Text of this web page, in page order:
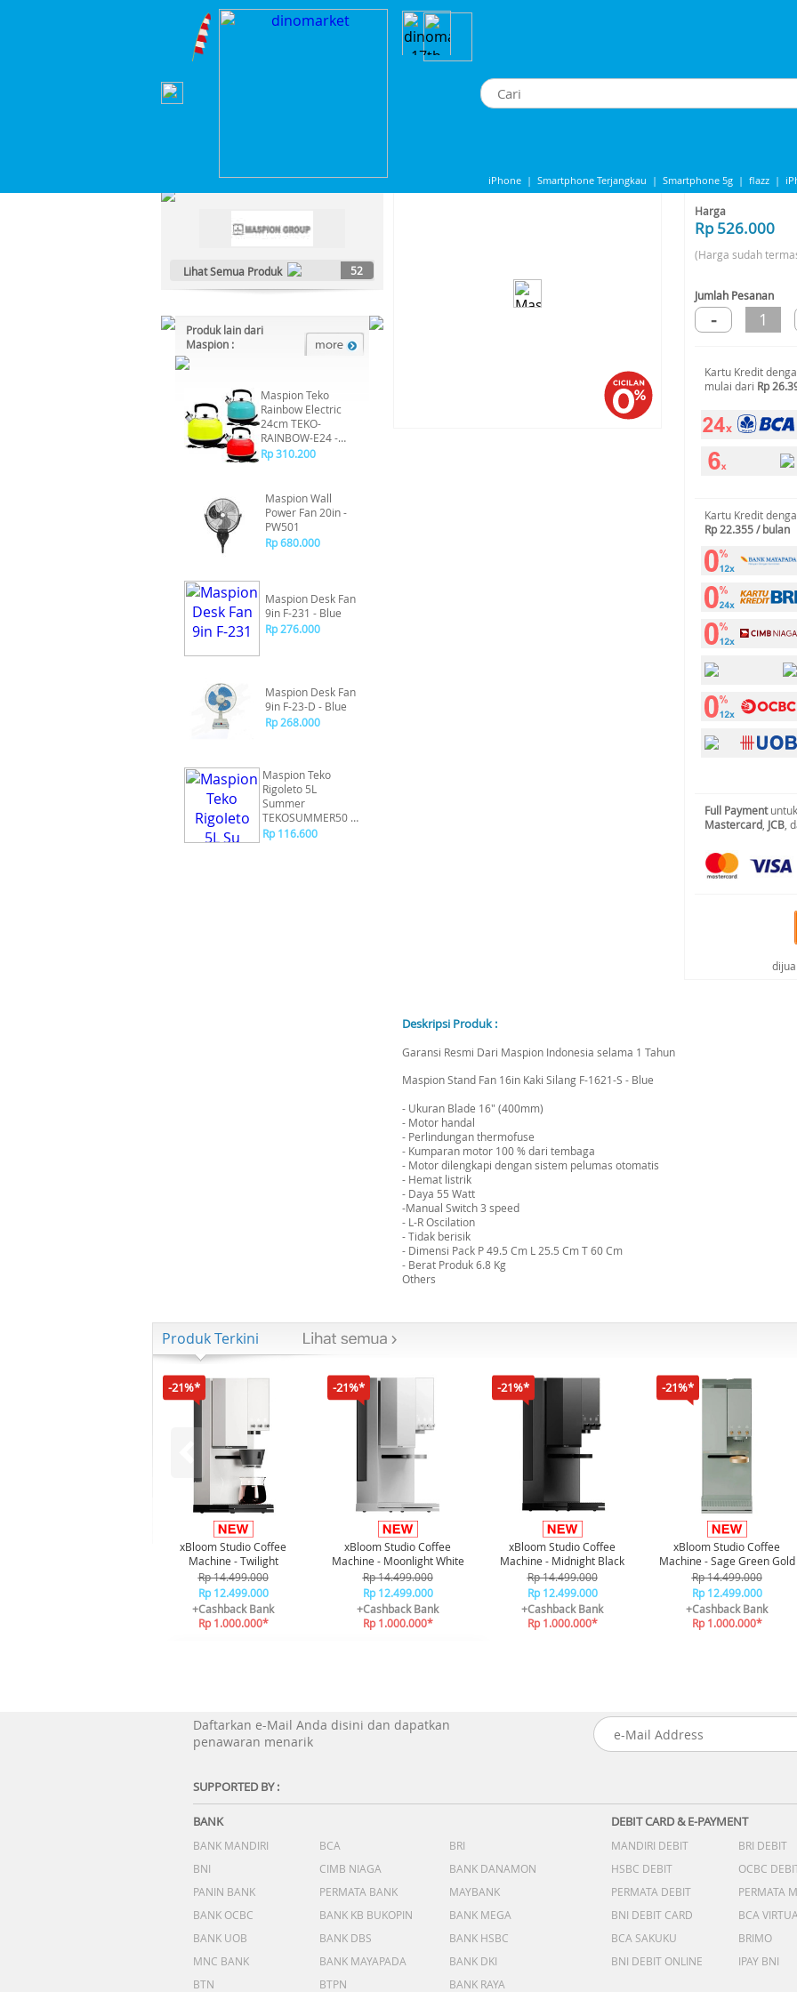
iPhone | Smartphone Terjangkau | Smartphone 5g | flazz |
Home Maspion Stand Fan 16in Kaki Silang F-1621-S - Blue
Lihat Semua Produk 52
Produk lain dari
Maspion :
Maspion Teko
Rainbow Electric
24cm TEKO-
RAINBOW-E24 -
TEKORAINBOWE24
Rp 310.200
Maspion Wall
Power Fan 20in -
PW501
Rp 680.000
Maspion Desk Fan
9in F-231 - Blue
Rp 276.000
Maspion Desk Fan
9in F-23-D - Blue
Rp 268.000
Maspion Teko
Rigoleto 5L
Summer
TEKOSUMMER50 -
Purple
Rp 116.600
Share to
Harga
Rp 526.000
(Harga sudah
Jumlah Pesanan
- 1
Kartu Kredit
mulai dari Rp
Kartu Kredit
Rp 22.355 / bulan
Full Payment
Mastercard JCB ,
Deskripsi Produk :
Garansi Resmi Dari Maspion Indonesia selama 1 Tahun
Maspion Stand Fan 16in Kaki Silang F-1621-S - Blue
- Ukuran Blade 16" (400mm)
- Motor handal
- Perlindungan thermofuse
- Kumparan motor 100 % dari tembaga
- Motor dilengkapi dengan sistem pelumas otomatis
- Hemat listrik
- Daya 55 Watt
-Manual Switch 3 speed
- L-R Oscilation
- Tidak berisik
- Dimensi Pack P 49.5 Cm L 25.5 Cm T 60 Cm
- Berat Produk 6.8 Kg
Others
Produk Terkini
-21%*
xBloom Studio Coffee
Machine - Twilight
Rp 14.499.000
Rp 12.499.000
+Cashback Bank
Rp 1.000.000*
-21%*
xBloom Studio Coffee
Machine - Moonlight White
Rp 14.499.000
Rp 12.499.000
+Cashback Bank
Rp 1.000.000*
-21%*
xBloom Studio Coffee
Machine - Midnight Black
Rp 14.499.000
Rp 12.499.000
+Cashback Bank
Rp 1.000.000*
-21%*
xBloom Studio Coffee
Machine - Sage Green Gold
Rp 14.499.000
Rp 12.499.000
+Cashback Bank
Rp 1.000.000*
Daftarkan e-Mail Anda disini dan dapatkan
penawaran menarik
SUPPORTED BY :
BANK
BANK MANDIRI BCA
BRI
BNI
CIMB NIAGA
BANK DANAMON
PANIN BANK
PERMATA BANK
MAYBANK
BANK OCBC
BANK KB BUKOPIN
BANK MEGA
BANK UOB
BANK DBS
BANK HSBC
MNC BANK
BANK MAYAPADA
BANK DKI
BTN
BTPN BANK RAYA
DEBIT CARD & E-PAYMENT
MANDIRI DEBIT BRI DEBIT
HSBC DEBIT
OCBC
PERMATA DEBIT
PERMATA
BNI DEBIT CARD
BCA
BCA SAKUKU
BRIMO
BNI DEBIT ONLINE
IPAY BNI